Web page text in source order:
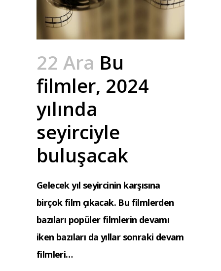
22 Ara Bu
filmler, 2024
yılında
seyirciyle
buluşacak
Gelecek yıl seyircinin karşısına
birçok film çıkacak. Bu filmlerden
bazıları popüler filmlerin devamı
iken bazıları da yıllar sonraki devam
filmleri…